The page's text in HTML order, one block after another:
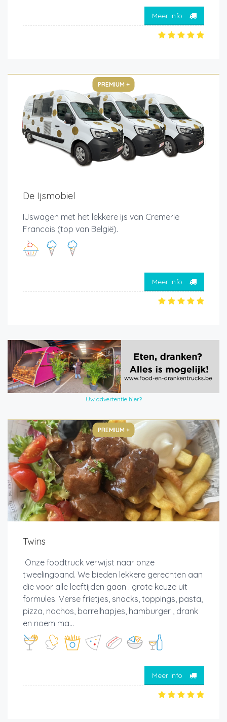
Meer info
PREMIUM +
De Ijsmobiel
IJswagen met het lekkere ijs van Cremerie
Francois (top van België).
Meer info
Uw advertentie hier?
PREMIUM +
Twins
Onze foodtruck verwijst naar onze
tweelingband. We bieden lekkere gerechten aan
die voor alle leeftijden gaan . grote keuze uit
formules. Verse frietjes, snacks, toppings, pasta,
pizza, nachos, borrelhapjes, hamburger , drank
en noem ma...
Meer info